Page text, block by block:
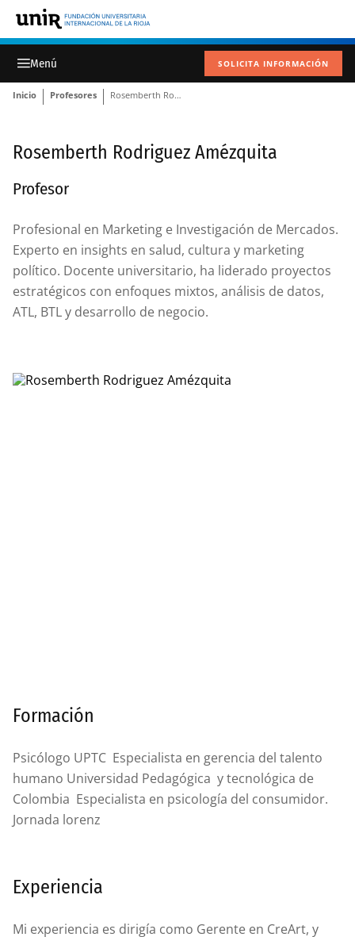
SOLICITA INFORMACIÓN
Inicio Profesores Rosemberth Rodriguez Amézquita
Rosemberth Rodriguez Amézquita
Profesor
Profesional en Marketing e Investigación de Mercados.
Experto en insights en salud, cultura y marketing
político. Docente universitario, ha liderado proyectos
estratégicos con enfoques mixtos, análisis de datos,
ATL, BTL y desarrollo de negocio.
Formación
Psicólogo UPTC Especialista en gerencia del talento
humano Universidad Pedagógica y tecnológica de
Colombia Especialista en psicología del consumidor.
Jornada lorenz
Experiencia
Mi experiencia es dirigía como Gerente en CreArt, y